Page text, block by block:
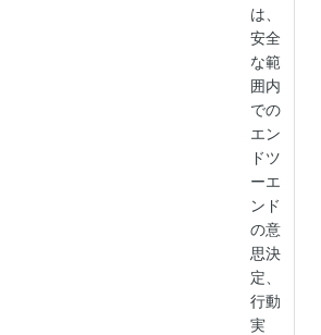
は、
安全
な範
囲内
での
エン
ドツ
ーエ
ンド
の意
思決
定、
行動
実